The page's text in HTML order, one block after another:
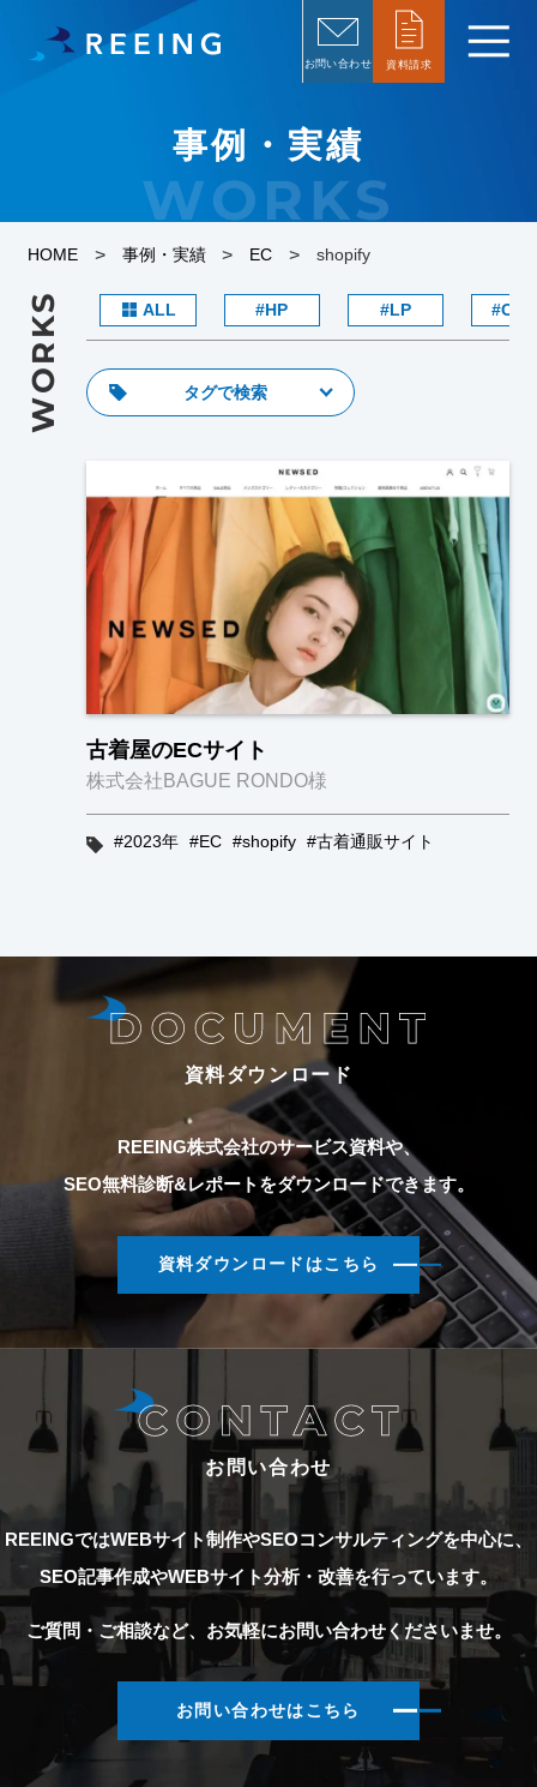
資料請求
お問い合わせ
事例・実績
WORKS
HOME > 事例・実績 > EC > shopify
WORKS ALL HP LP
タグで検索
古着屋のECサイト
株式会社BAGUE RONDO様
2023年 EC shopify 古着通販サイト
資料ダウンロード
REEING株式会社のサービス資料や、
SEO無料診断&レポートをダウンロードできます。
資料ダウンロードはこちら
お問い合わせ
REEINGではWEBサイト制作やSEOコンサルティングを中心に、
SEO記事作成やWEBサイト分析・改善を行っています。
ご質問・ご相談など、お気軽にお問い合わせくださいませ。
お問い合わせはこちら